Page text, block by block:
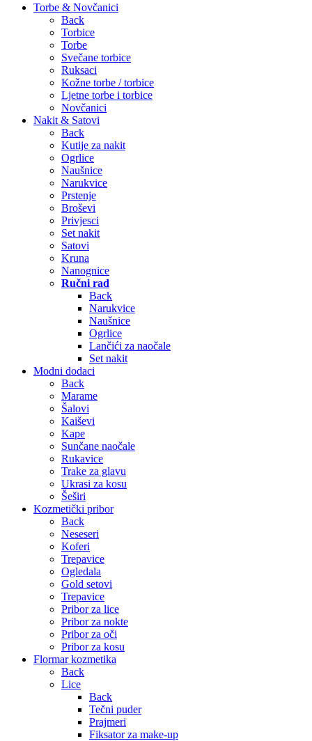
Torbe & Novčanici
Back
Torbice
Torbe
Svečane torbice
Ruksaci
Kožne torbe / torbice
Ljetne torbe i torbice
Novčanici
Nakit & Satovi
Back
Kutije za nakit
Ogrlice
Naušnice
Narukvice
Prstenje
Broševi
Privjesci
Set nakit
Satovi
Kruna
Nanognice
Ručni rad
Back
Narukvice
Naušnice
Ogrlice
Lančići za naočale
Set nakit
Modni dodaci
Back
Marame
Šalovi
Kaiševi
Kape
Sunčane naočale
Rukavice
Trake za glavu
Ukrasi za kosu
Šeširi
Kozmetički pribor
Back
Neseseri
Koferi
Trepavice
Ogledala
Gold setovi
Trepavice
Pribor za lice
Pribor za nokte
Pribor za oči
Pribor za kosu
Flormar kozmetika
Back
Lice
Back
Tečni puder
Prajmeri
Fiksator za make-up